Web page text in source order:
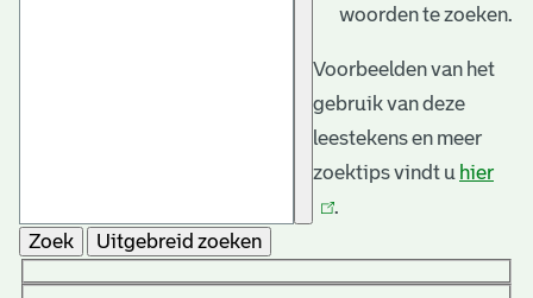
woorden te zoeken.
Voorbeelden van het
gebruik van deze
leestekens en meer
zoektips vindt u hier
.
Zoek
Uitgebreid zoeken